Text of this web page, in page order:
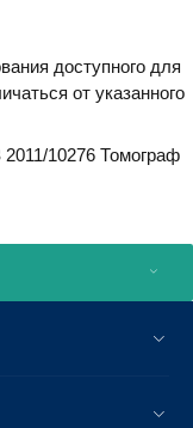
до
в рамках
без
новой
доступного для
от указанного
10276 Томограф